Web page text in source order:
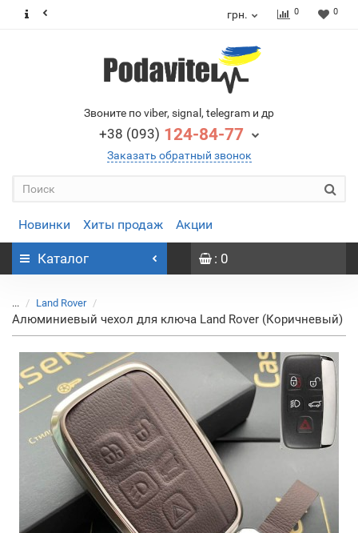
грн. 0 0
Звоните по viber, signal, telegram и др
+38 (093) 124-84-77
Заказать обратный звонок
Новинки Хиты продаж Акции
Каталог : 0
... Land Rover
Алюминиевый чехол для ключа Land Rover (Коричневый)